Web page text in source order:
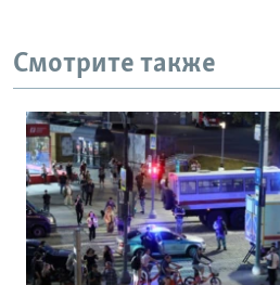
Смотрите также